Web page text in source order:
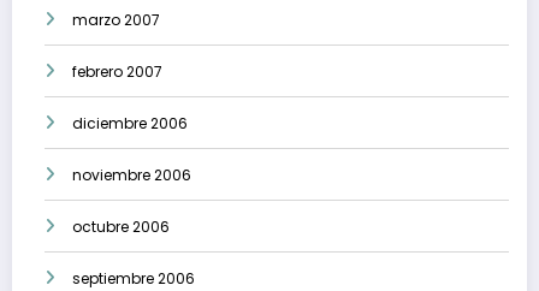
marzo 2007
febrero 2007
diciembre 2006
noviembre 2006
octubre 2006
septiembre 2006